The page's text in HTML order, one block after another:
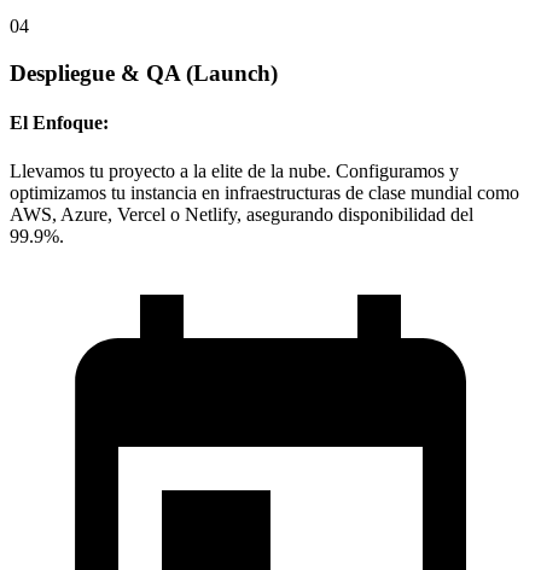
04
Despliegue & QA (Launch)
El Enfoque:
Llevamos tu proyecto a la elite de la nube. Configuramos y
optimizamos tu instancia en infraestructuras de clase mundial como
AWS, Azure, Vercel o Netlify, asegurando disponibilidad del
99.9%.